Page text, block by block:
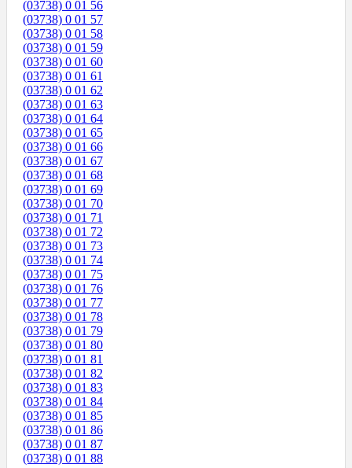
(03738) 0 01 56
(03738) 0 01 57
(03738) 0 01 58
(03738) 0 01 59
(03738) 0 01 60
(03738) 0 01 61
(03738) 0 01 62
(03738) 0 01 63
(03738) 0 01 64
(03738) 0 01 65
(03738) 0 01 66
(03738) 0 01 67
(03738) 0 01 68
(03738) 0 01 69
(03738) 0 01 70
(03738) 0 01 71
(03738) 0 01 72
(03738) 0 01 73
(03738) 0 01 74
(03738) 0 01 75
(03738) 0 01 76
(03738) 0 01 77
(03738) 0 01 78
(03738) 0 01 79
(03738) 0 01 80
(03738) 0 01 81
(03738) 0 01 82
(03738) 0 01 83
(03738) 0 01 84
(03738) 0 01 85
(03738) 0 01 86
(03738) 0 01 87
(03738) 0 01 88